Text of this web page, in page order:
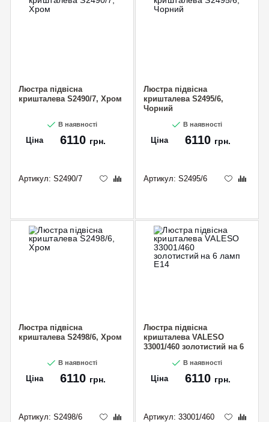
Люстра підвісна
кришталева S2490/7, Хром
В наявності
Ціна 6110 грн.
Артикул: S2490/7
Люстра підвісна
кришталева S2495/6,
Чорний
В наявності
Ціна 6110 грн.
Артикул: S2495/6
Люстра підвісна
кришталева S2498/6, Хром
В наявності
Ціна 6110 грн.
Артикул: S2498/6
Люстра підвісна
кришталева VALESO
33001/460 золотистий на 6
В наявності
Ціна 6110 грн.
Артикул: 33001/460